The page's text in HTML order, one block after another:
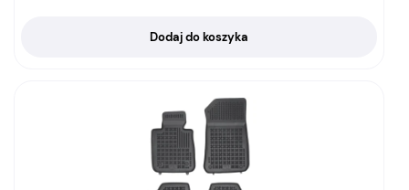
Dodaj do koszyka